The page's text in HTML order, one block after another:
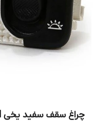
چراغ سقف سفید یخی smd پژو 206